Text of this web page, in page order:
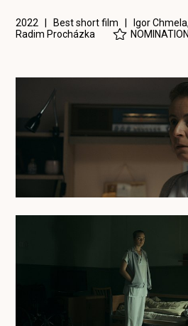
2022 | Best short film | Igor Chmela
Radim Procházka
NOMINATION